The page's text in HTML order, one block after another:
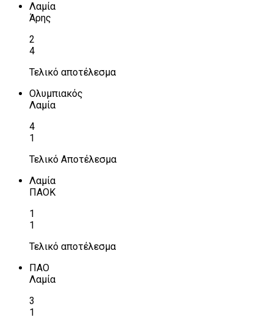
Λαμία
Άρης
2
4
Τελικό αποτέλεσμα
Ολυμπιακός
Λαμία
4
1
Τελικό Αποτέλεσμα
Λαμία
ΠΑΟΚ
1
1
Τελικό αποτέλεσμα
ΠΑΟ
Λαμία
3
1